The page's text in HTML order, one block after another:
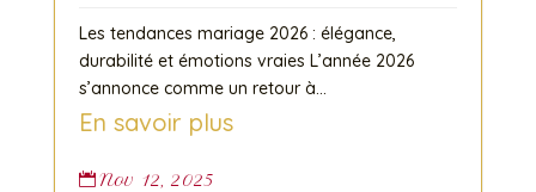
Les tendances mariage 2026 : élégance,
durabilité et émotions vraies L’année 2026
s’annonce comme un retour à...
En savoir plus
 Nov 12, 2025